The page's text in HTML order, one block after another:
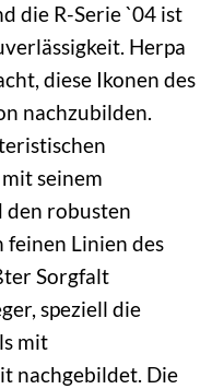
die R-Serie `04 ist
Herpa
diese Ikonen des
nachzubilden.
seinem
robusten
feinen Linien des
Sorgfalt
speziell die
mit
nachgebildet. Die